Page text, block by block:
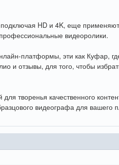
HD и 4K, еще
видеоролики.
платформы, эти как Куфар,
и отзывы, для того, чтобы
творенья качественного
видеографа для вашего